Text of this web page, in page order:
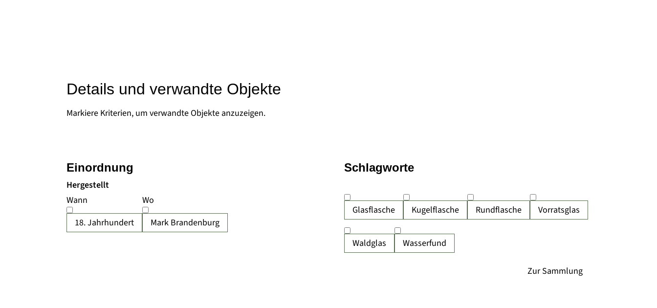
Details und verwandte Objekte
Markiere Kriterien, um verwandte Objekte anzuzeigen.
Hergestellt
Wann
18. Jahrhundert
Wo
Mark Brandenburg
Glasflasche Kugelflasche Rundflasche Vorratsglas
Waldglas Wasserfund
Einordnung Schlagworte